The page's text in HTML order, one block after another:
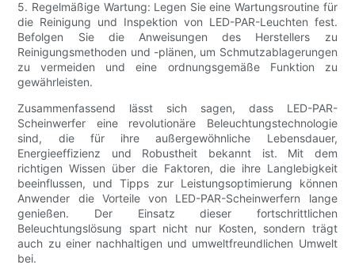
5. Regelmäßige Wartung: Legen Sie eine Wartungsroutine für
die Reinigung und Inspektion von LED-PAR-Leuchten fest.
Befolgen Sie die Anweisungen des Herstellers zu
Reinigungsmethoden und -plänen, um Schmutzablagerungen
zu vermeiden und eine ordnungsgemäße Funktion zu
gewährleisten.
Zusammenfassend lässt sich sagen, dass LED-PAR-
Scheinwerfer eine revolutionäre Beleuchtungstechnologie
sind, die für ihre außergewöhnliche Lebensdauer,
Energieeffizienz und Robustheit bekannt ist. Mit dem
richtigen Wissen über die Faktoren, die ihre Langlebigkeit
beeinflussen, und Tipps zur Leistungsoptimierung können
Anwender die Vorteile von LED-PAR-Scheinwerfern lange
genießen. Der Einsatz dieser fortschrittlichen
Beleuchtungslösung spart nicht nur Kosten, sondern trägt
auch zu einer nachhaltigen und umweltfreundlichen Umwelt
bei.